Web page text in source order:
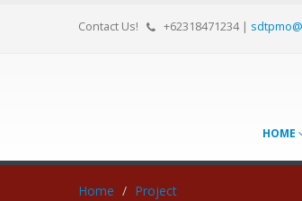
Contact Us! +62318471234 |
HOME
Home / Project